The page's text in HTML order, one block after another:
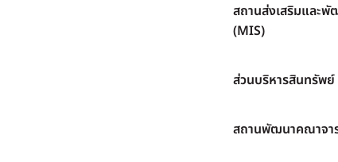
สถานส่งเสริมและพั
(MIS)
ส่วนบริหารสินทรัพย์
สถานพัฒนาคณาจา